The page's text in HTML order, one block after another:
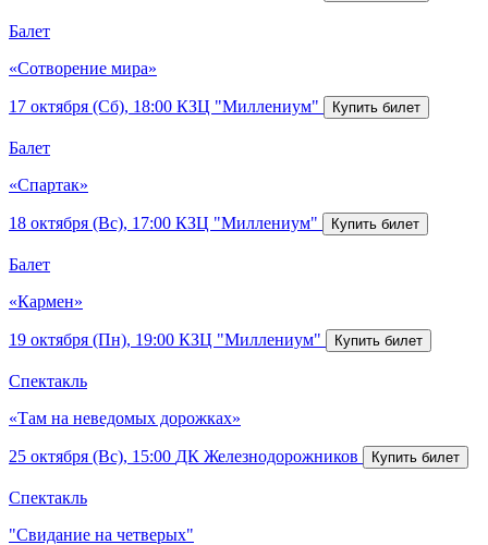
Балет
«Сотворение мира»
17 октября (Сб), 18:00 КЗЦ "Миллениум"
Балет
«Спартак»
18 октября (Вс), 17:00 КЗЦ "Миллениум"
Балет
«Кармен»
19 октября (Пн), 19:00 КЗЦ "Миллениум"
Спектакль
«Там на неведомых дорожках»
25 октября (Вс), 15:00 ДК Железнодорожников
Спектакль
"Свидание на четверых"